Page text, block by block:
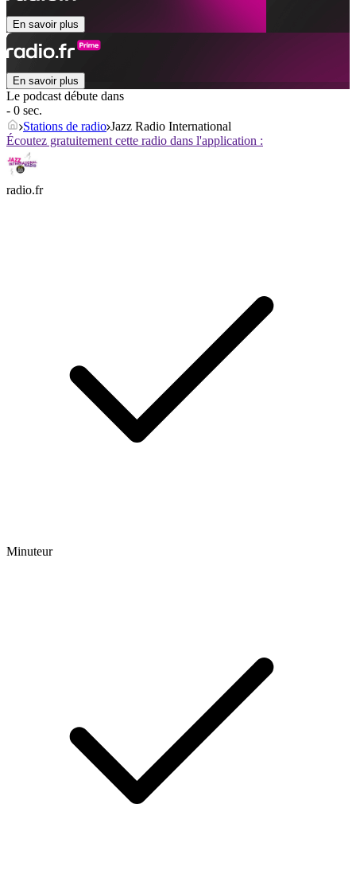
En savoir plus
En savoir plus
Le podcast débute dans
- 0 sec.
Stations de radio Jazz Radio International
Écoutez gratuitement cette radio dans l'application :
radio.fr
Minuteur